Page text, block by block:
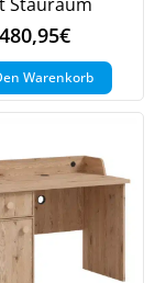
480,95€
Warenkorb